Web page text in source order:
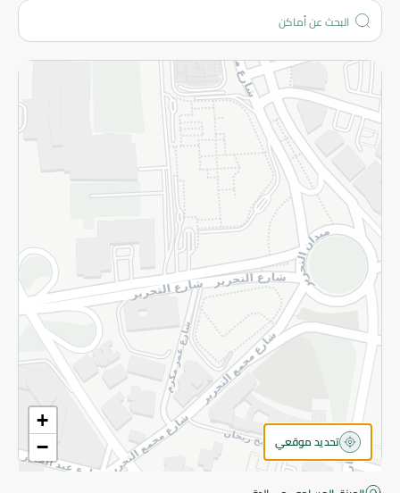
+
−
تحديد موقعي
المزيد
الاسترجاع
سياسة الاستخدام
سياسة الخصوصية
قم بالتسجيل للنشرة
©2026 - Spinneys | جميع الحقوق محفوظة